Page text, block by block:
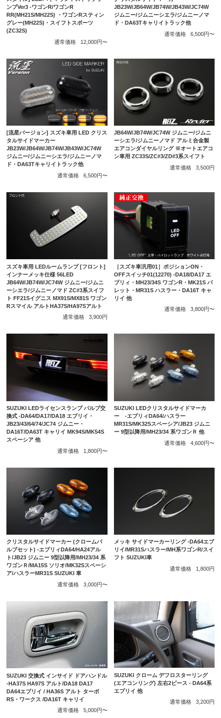
ンプVer3 -ワゴンR/ワゴンR
RR(MH21S/MH22S) ・ワゴンRスティン
グレー(MH22S)・スイフトスポーツ
(ZC32S)
通常価格
12,000円〜
JB23W/JB64W/JB74W/JB43W/JC74W
ジムニー/ジムニーシエラ/ジムニーノマ
ド・DA63Tキャリイトラック他
通常価格
6,500円〜
[流星バージョン] スズキ車用 LED クリス
タルサイドマーカー
JB23W/JB64W/JB74W/JB43W/JC74W
ジムニー/ジムニーシエラ/ジムニーノマ
ド・DA63Tキャリイトラック他
通常価格
6,500円〜
JB64W/JB74W/JC74W ジムニー/ジムニ
ーシエラ/ジムニーノマド アルミ合金製
エアコンダイヤルリング ※オートエアコ
ン車用 ZC33S/ZC#3/ZD#3系スイフト
通常価格
3,500円
スズキ車用 LEDルームランプ [フロント]
インナーメッキ仕様 56LED
JB64W/JB74W/JC74W ジムニー/ジムニ
ーシエラ/ジムニーノマド ZC#3系スイフ
ト FF21Sイグニス MX91S/MX81S ワゴン
Rスマイル アルトHA37S/HA97Sアルト
通常価格
3,900円
［スズキ車汎用01］ポジションON・
OFFスイッチ01(12270) -DA18/DA17 エ
ブリィ・MH23/34S ワゴンR・MK21S パ
レット・MR31S ハスラー・DA16T キャ
リイ 他
通常価格
3,800円〜
SUZUKI LEDライセンスランプ バルブ交
換式 -DA64/DA17/DA18 エブリイ・
JB23/43/64/74/JC74 ジムニー・
DA16T/DA63T キャリイ MK94S/MK54S
スペーシア 他
通常価格
1,800円〜
SUZUKI LEDクリスタルサイドマーカ
ー -エブリィDA64/ハスラー
MR31S/MK32Sスペーシア/JB23 ジムニ
ー 9型以降用/MH23/34 系ワゴンＲ 他
通常価格
4,600円〜
クリスタルサイドマーカー (クロームバ
ルブセット) -エブリィDA64/HA24アル
ト/JB23 ジムニー 9型以降用/MH23/34 系
ワゴンＲ/MA15S ソリオ/MK32Sスペーシ
ア/ハスラーMR31S SUZUKI 車
通常価格
3,000円〜
メッキ サイドマーカーリング -DA64エブ
リイ/MR31Sハスラー/MH系ワゴンR/スイ
フト SUZUKI車
通常価格
1,800円
SUZUKI 交換式 インサイド ドアハンドル
-HA37S HA97S アルト/DA18 DA17
DA64エブリイ / HA36S アルト ターボ
RS・ワークス /DA16T キャリイ
通常価格
5,000円〜
SUZUKI クローム デフロスターリング
(エアコンリング) 左右2ピース - DA64系
エブリイ 他
通常価格
3,200円